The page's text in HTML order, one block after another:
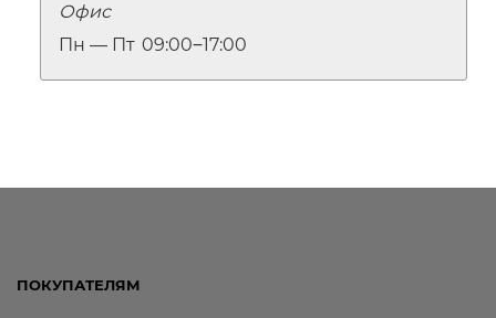
Офис
Пн — Пт 09:00‒17:00
ПОКУПАТЕЛЯМ